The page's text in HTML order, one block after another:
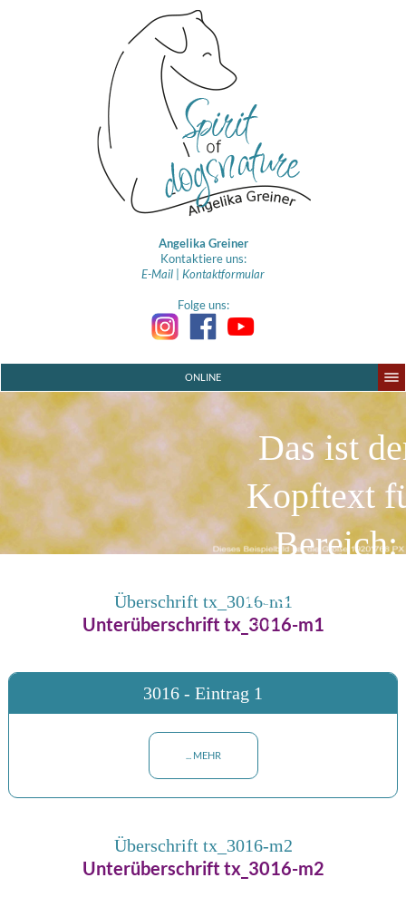
Angelika Greiner
Kontaktiere uns:
E-Mail
Kontaktformular
Folge uns:
ONLINE
Das ist
Kopftext
Bereich:
zum
30160
Überschrift tx_3016-m1
Unterüberschrift tx_3016-m1
3016 - Eintrag 1
... MEHR
Überschrift tx_3016-m2
Unterüberschrift tx_3016-m2